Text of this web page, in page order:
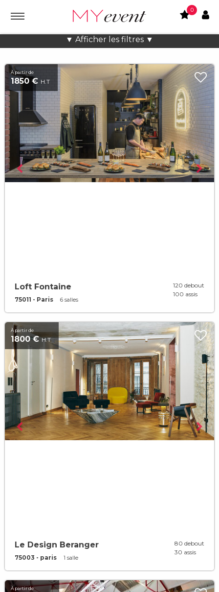
0
▼ Afficher les filtres ▼
Lieux atypiques Charmant à Paris
À partir de
1850 € H.T
Loft Fontaine
75011 - Paris 6 salles
120 debout
100 assis
À partir de
1800 €H.T
Le Design Beranger
75003 - paris 1 salle
80 debout
30 assis
À partir de